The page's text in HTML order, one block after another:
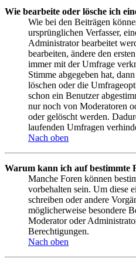
Wie bearbeite oder lösche ich
Wie bei den Beiträgen
ursprünglichen Verfasser,
Administrator bearbeitet
bearbeiten, ändere den
immer mit der Umfrage
Stimme abgegeben hat,
löschen oder die
schon ein Benutzer
nur noch von Moderatoren
oder gelöscht werden.
laufenden Umfragen
Nach oben
Warum kann ich auf bestimmte
Manche Foren können
vorbehalten sein. Um diese
schreiben oder andere
möglicherweise besondere
Moderator oder
Berechtigungen.
Nach oben